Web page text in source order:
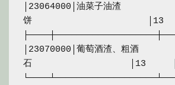
│23064000│油菜子油渣
饼　　　　　　　　　　　　　│13　
│23070000│葡萄酒渣、粗酒
石　　　　　　　　　　　│13　　　